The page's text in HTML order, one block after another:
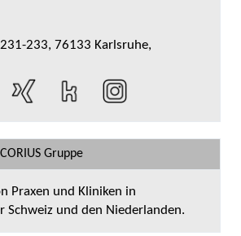
233, 76133 Karlsruhe,
Gruppe
Praxen und Kliniken in
Schweiz und den Niederlanden.